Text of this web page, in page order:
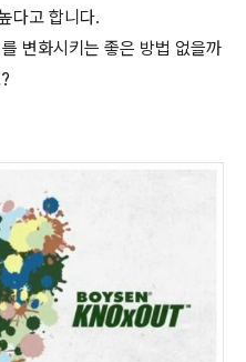
다고 합니다.
변화시키는 좋은 방법 없을까